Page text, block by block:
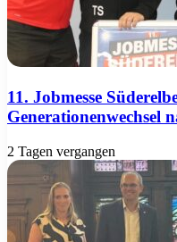
11. Jobmesse
Generationenwechsel
2 Tagen vergangen